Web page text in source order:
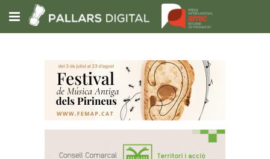
Subscriu-t'hi
Portada